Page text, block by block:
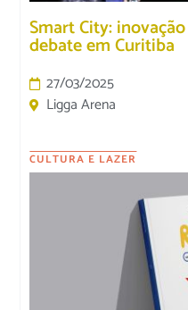
Smart City:
debate em Curitiba
27/03/2025
Ligga Arena
CULTURA E LAZER